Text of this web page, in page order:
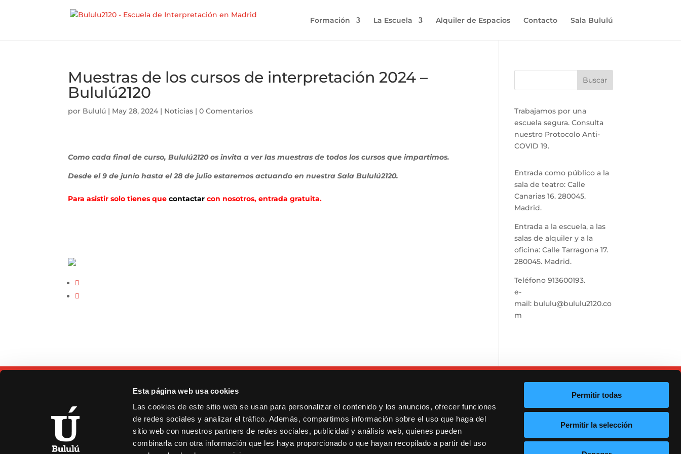
Esta página web usa cookies
Las cookies de este sitio web se usan para personalizar el contenido y los anuncios, ofrecer funciones
de redes sociales y analizar el tráfico. Además, compartimos información sobre el uso que haga del
sitio web con nuestros partners de redes sociales, publicidad y análisis web, quienes pueden
combinarla con otra información que les haya proporcionado o que hayan recopilado a partir del uso
Permitir todas
Permitir la selección
Formación La Escuela Alquiler de Espacios Contacto Sala Bululú
Muestras de los cursos de interpretación 2024 –
Bululú2120
por Bululú | May 28, 2024 | Noticias |0 Comentarios
Como cada final de curso, Bululú2120 os invita a ver las muestras de todos los cursos que impartimos.
Desde el 9 de junio hasta el 28 de julio estaremos actuando en nuestra Sala Bululú2120.
Para asistir solo tienes quecontactar con nosotros, entrada gratuita.
Trabajamos por una
escuela segura. Consulta
nuestro Protocolo Anti-
COVID 19.
Entrada como público a la
sala de teatro: Calle
Canarias 16. 280045.
Madrid.
Entrada a la escuela, a las
salas de alquiler y a la
oficina: Calle Tarragona 17.
280045. Madrid.
Teléfono913600193.
e-
mail: bululu@bululu2120.co
m
C/ Tarragona, 17. Madrid.
913600193.
Contacto
Cookies y privacidad